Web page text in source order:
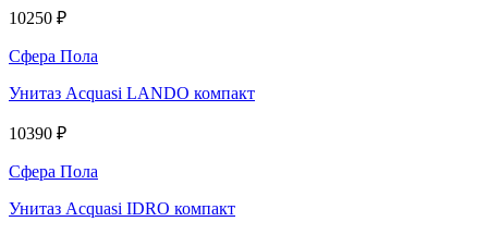
10250 ₽
Сфера Пола
Унитаз Acquasi LANDO компакт
10390 ₽
Сфера Пола
Унитаз Acquasi IDRO компакт